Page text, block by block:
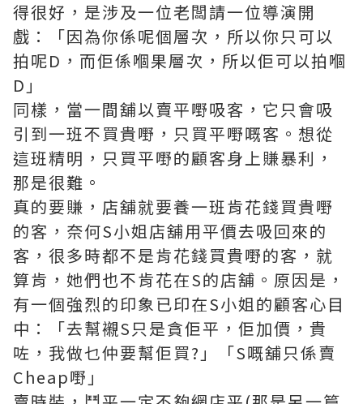
得很好，是涉及一位老闆請一位導演開
戲：「因為你係呢個層次，所以你只可以
拍呢D，而佢係嗰果層次，所以佢可以拍嗰
D」
同樣，當一間舖以賣平嘢吸客，它只會吸
引到一班不買貴嘢，只買平嘢嘅客。想從
這班精明，只買平嘢的顧客身上賺暴利，
那是很難。
真的要賺，店舖就要養一班肯花錢買貴嘢
的客，奈何S小姐店舖用平價去吸回來的
客，很多時都不是肯花錢買貴嘢的客，就
算肯，她們也不肯花在S的店舖。原因是，
有一個強烈的印象已印在S小姐的顧客心目
中：「去幫襯S只是貪佢平，佢加價，貴
咗，我做乜仲要幫佢買?」「S嘅舖只係賣
Cheap嘢」